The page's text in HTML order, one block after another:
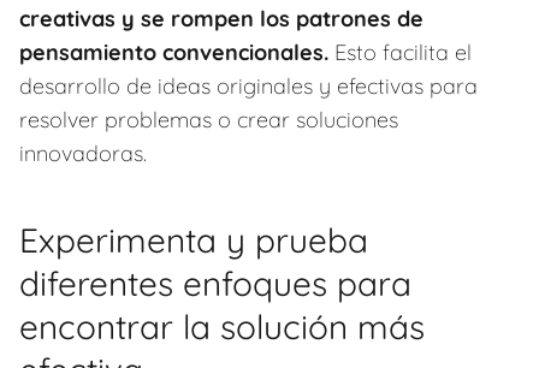
creativas y se rompen los patrones de
pensamiento convencionales. Esto facilita el
desarrollo de ideas originales y efectivas para
resolver problemas o crear soluciones
innovadoras.
Experimenta y prueba
diferentes enfoques para
encontrar la solución más